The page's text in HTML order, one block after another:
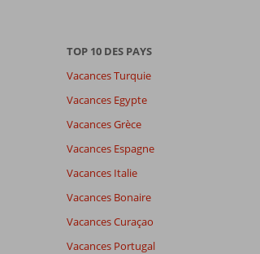
avis.
TOP 10 DES PAYS
Vacances Turquie
Vacances Egypte
Vacances Grèce
Vacances Espagne
Vacances Italie
Vacances Bonaire
Vacances Curaçao
Vacances Portugal